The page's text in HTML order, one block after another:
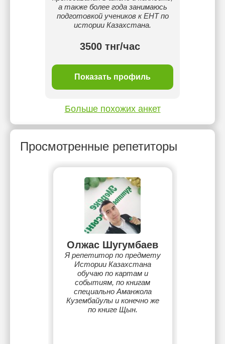
а также более года занимаюсь
подготовкой учеников к ЕНТ по
истории Казахстана.
3500 тнг/час
Показать профиль
Больше похожих анкет
Просмотренные репетиторы
Олжас Шугумбаев
Я репетитор по предмету
Истории Казахстана
обучаю по картам и
событиям, по книгам
специально Аманжола
Кузембайулы и конечно же
по книге Щын.